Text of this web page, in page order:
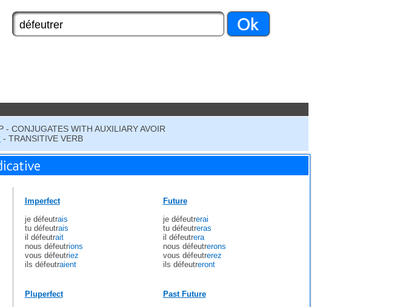
- CONJUGATES WITH AUXILIARY AVOIR
- TRANSITIVE VERB
Imperfect
je défeutrais
tu défeutrais
il défeutrait
nous défeutrions
vous défeutriez
ils défeutraient
Future
je défeutrerai
tu défeutreras
il défeutrera
nous défeutrerons
vous défeutrerez
ils défeutreront
Pluperfect
Past Future